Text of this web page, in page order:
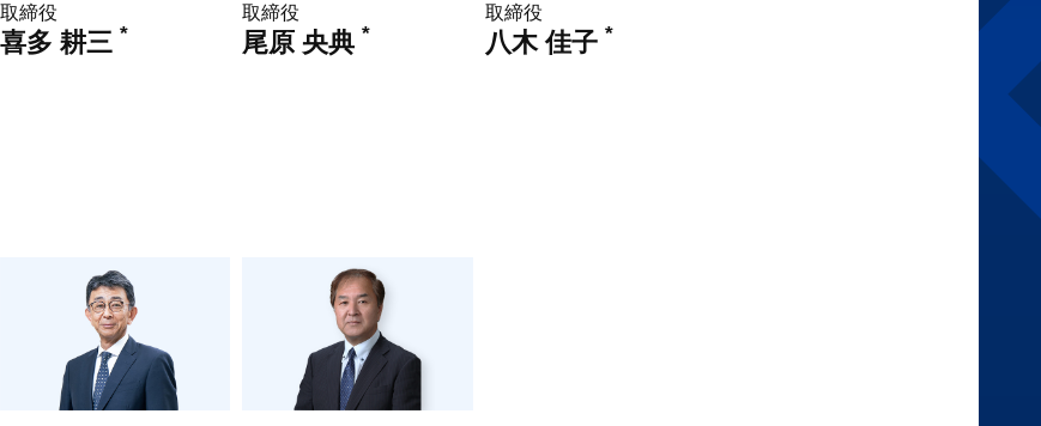
取締役
喜多 耕三 *
取締役
尾原 央典 *
取締役
八木 佳子 *